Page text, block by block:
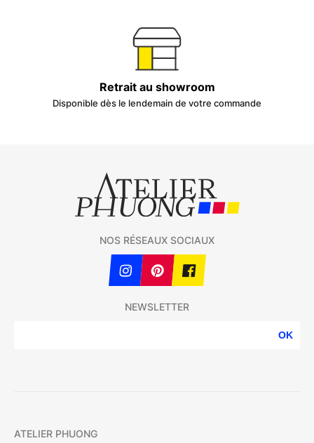
Retrait au showroom
Disponible dès le lendemain de votre commande
NEWSLETTER
OK
NOS RÉSEAUX SOCIAUX
ATELIER PHUONG